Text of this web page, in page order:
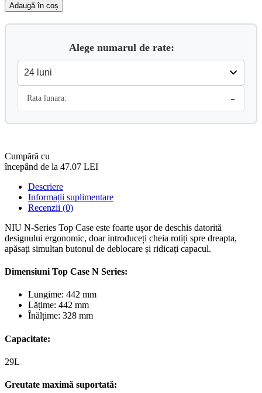
Adaugă în coș
Alege numarul de rate:
Rata lunara: -
Cumpără cu
începând de la 47.07 LEI
Descriere
Informații suplimentare
Recenzii (0)
NIU N-Series Top Case este foarte ușor de deschis datorită
designului ergonomic, doar introduceți cheia rotiți spre dreapta,
apăsați simultan butonul de deblocare și ridicați capacul.
Dimensiuni Top Case N Series:
Lungime: 442 mm
Lățime: 442 mm
Înălțime: 328 mm
Capacitate:
29L
Greutate maximă suportată: